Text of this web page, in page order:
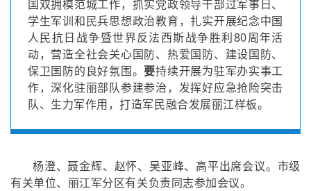
国双拥模范城工作，抓实党政领导干部过军事日、
学生军训和民兵思想政治教育，扎实开展纪念中国
人民抗日战争暨世界反法西斯战争胜利80周年活
动，营造全社会关心国防、热爱国防、建设国防、
保卫国防的良好氛围。要持续开展为驻军办实事工
作，深化驻丽部队参建参治，发挥好应急抢险突击
队、生力军作用，打造军民融合发展丽江样板。
杨澄、聂金辉、赵怀、吴亚峰、高平出席会议。市级
有关单位、丽江军分区有关负责同志参加会议。